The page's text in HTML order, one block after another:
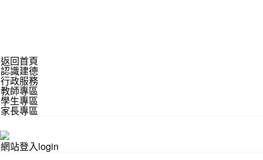
返回首頁
認識建德
行政服務
教師專區
學生專區
家長專區
網站登入login